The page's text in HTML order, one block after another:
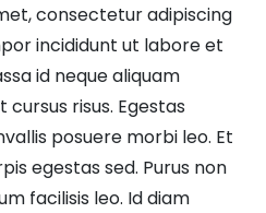
consectetur adipiscing
incididunt ut labore et
id neque aliquam
risus. Egestas
posuere morbi leo. Et
egestas sed. Purus non
facilisis leo. Id diam